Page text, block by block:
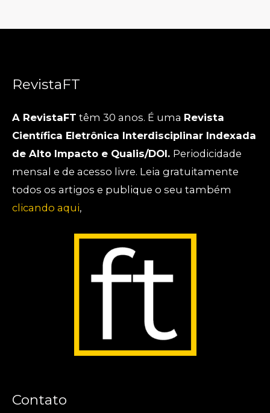
RevistaFT
A RevistaFT têm 30 anos. É uma Revista
Científica Eletrônica Interdisciplinar Indexada
de Alto Impacto e Qualis/DOI. Periodicidade
mensal e de acesso livre. Leia gratuitamente
todos os artigos e publique o seu também
clicando aqui,
Contato